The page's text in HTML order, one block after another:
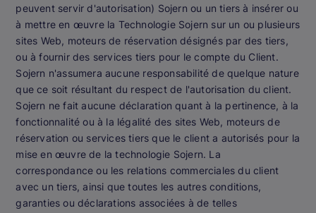
peuvent servir d'autorisation) Sojern ou un tiers à insérer ou
à mettre en œuvre la Technologie Sojern sur un ou plusieurs
sites Web, moteurs de réservation désignés par des tiers,
ou à fournir des services tiers pour le compte du Client.
Sojern n'assumera aucune responsabilité de quelque nature
que ce soit résultant du respect de l'autorisation du client.
Sojern ne fait aucune déclaration quant à la pertinence, à la
fonctionnalité ou à la légalité des sites Web, moteurs de
réservation ou services tiers que le client a autorisés pour la
mise en œuvre de la technologie Sojern. La
correspondance ou les relations commerciales du client
avec un tiers, ainsi que toutes les autres conditions,
garanties ou déclarations associées à de telles